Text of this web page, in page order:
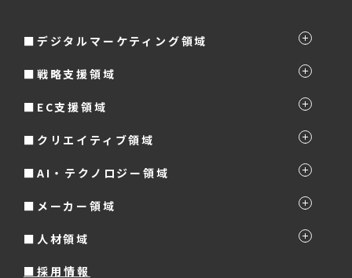
■デジタルマーケティング領域
■戦略支援領域
■EC支援領域
■クリエイティブ領域
■AI・テクノロジー領域
■メーカー領域
■人材領域
■採用情報